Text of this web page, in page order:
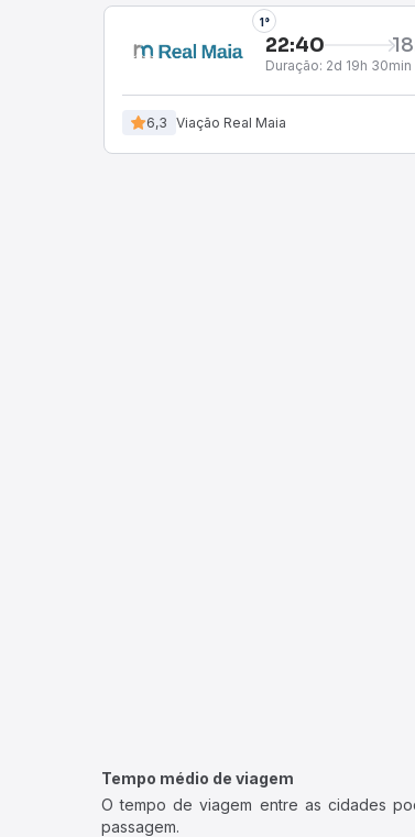
1°
22:40
Duração: 2d 19h 30min
6,3 Viação Real Maia
Tempo médio de viagem
O tempo de viagem entre as cidades
passagem.